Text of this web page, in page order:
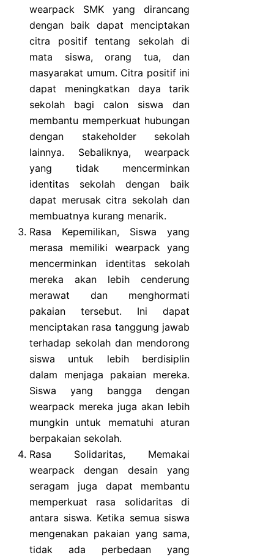
wearpack SMK yang dirancang
dengan baik dapat menciptakan
citra positif tentang sekolah di
mata siswa, orang tua, dan
masyarakat umum. Citra positif ini
dapat meningkatkan daya tarik
sekolah bagi calon siswa dan
membantu memperkuat hubungan
dengan stakeholder sekolah
lainnya. Sebaliknya, wearpack
yang tidak mencerminkan
identitas sekolah dengan baik
dapat merusak citra sekolah dan
membuatnya kurang menarik.
Rasa Kepemilikan, Siswa yang
merasa memiliki wearpack yang
mencerminkan identitas sekolah
mereka akan lebih cenderung
merawat dan menghormati
pakaian tersebut. Ini dapat
menciptakan rasa tanggung jawab
terhadap sekolah dan mendorong
siswa untuk lebih berdisiplin
dalam menjaga pakaian mereka.
Siswa yang bangga dengan
wearpack mereka juga akan lebih
mungkin untuk mematuhi aturan
berpakaian sekolah.
Rasa Solidaritas, Memakai
wearpack dengan desain yang
seragam juga dapat membantu
memperkuat rasa solidaritas di
antara siswa. Ketika semua siswa
mengenakan pakaian yang sama,
tidak ada perbedaan yang